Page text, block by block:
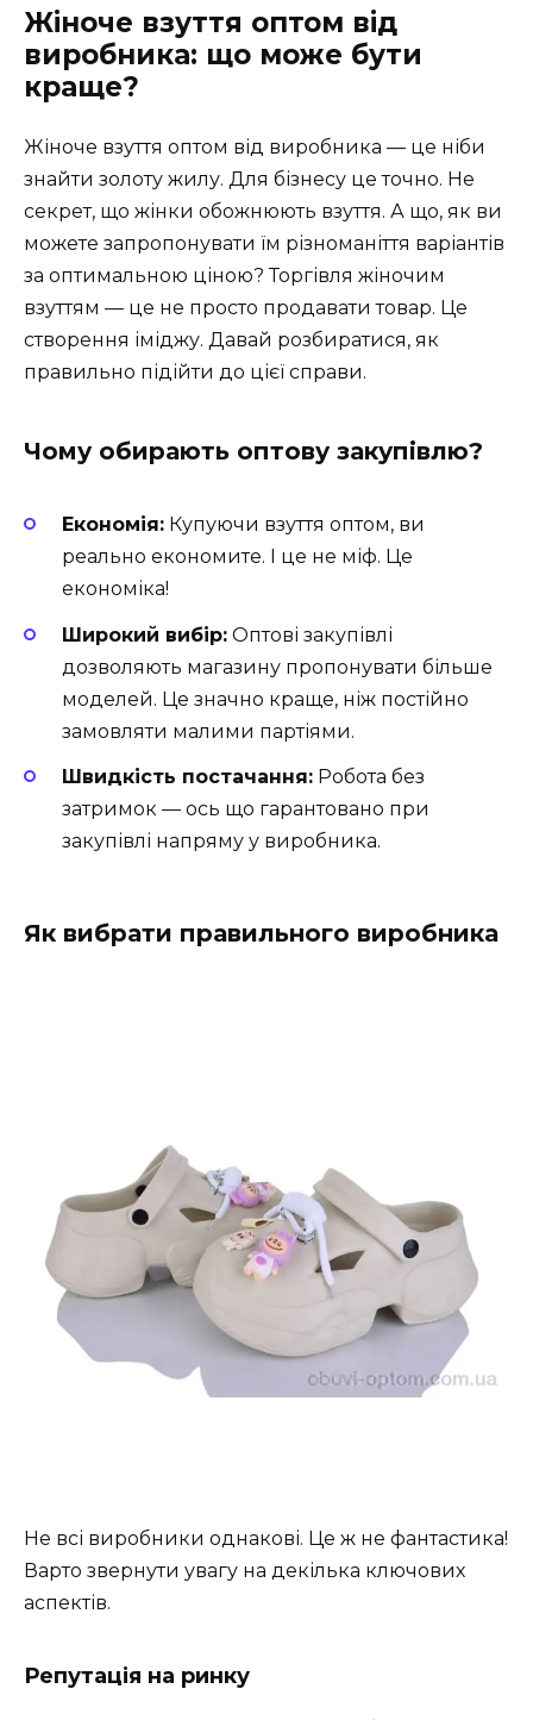
Жіноче взуття оптом від
виробника: що може бути
краще?
Жіноче взуття оптом від виробника — це ніби
знайти золоту жилу. Для бізнесу це точно. Не
секрет, що жінки обожнюють взуття. А що, як ви
можете запропонувати їм різноманіття варіантів
за оптимальною ціною? Торгівля жіночим
взуттям — це не просто продавати товар. Це
створення іміджу. Давай розбиратися, як
правильно підійти до цієї справи.
Чому обирають оптову закупівлю?
Економія: Купуючи взуття оптом, ви
реально економите. І це не міф. Це
економіка!
Широкий вибір: Оптові закупівлі
дозволяють магазину пропонувати більше
моделей. Це значно краще, ніж постійно
замовляти малими партіями.
Швидкість постачання: Робота без
затримок — ось що гарантовано при
закупівлі напряму у виробника.
Як вибрати правильного виробника
Не всі виробники однакові. Це ж не фантастика!
Варто звернути увагу на декілька ключових
аспектів.
Репутація на ринку